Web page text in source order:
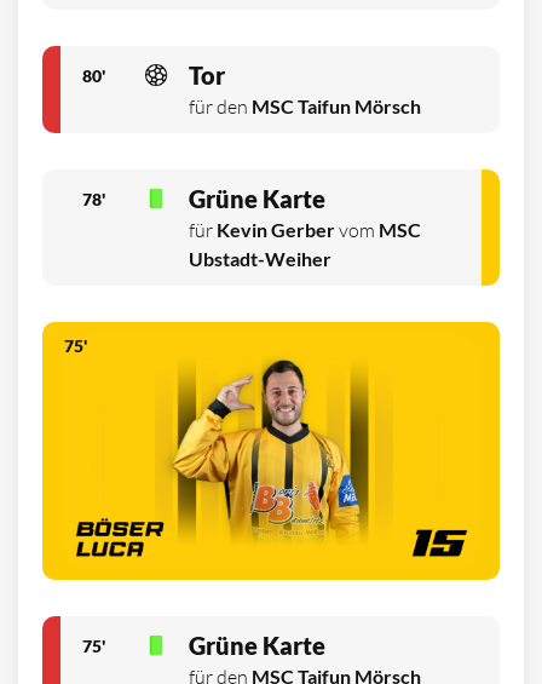
80' Tor
für den MSC Taifun Mörsch
78' Grüne Karte
für Kevin Gerbervom MSC
Ubstadt-Weiher
75'
75' Grüne Karte
für den MSC Taifun Mörsch